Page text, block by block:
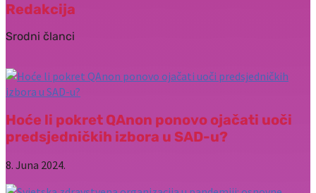
Redakcija
Srodni članci
Hoće li pokret QAnon ponovo ojačati uoči
predsjedničkih izbora u SAD-u?
8. Juna 2024.